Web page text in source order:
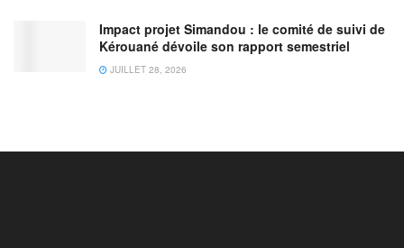
Impact projet Simandou : le comité de suivi de
Kérouané dévoile son rapport semestriel
JUILLET 28, 2026